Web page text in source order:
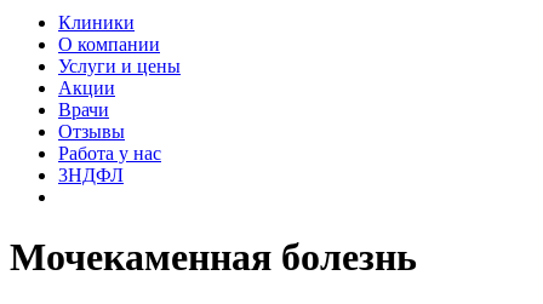
Клиники
О компании
Услуги и цены
Акции
Врачи
Отзывы
Работа у нас
3НДФЛ
Мочекаменная болезнь